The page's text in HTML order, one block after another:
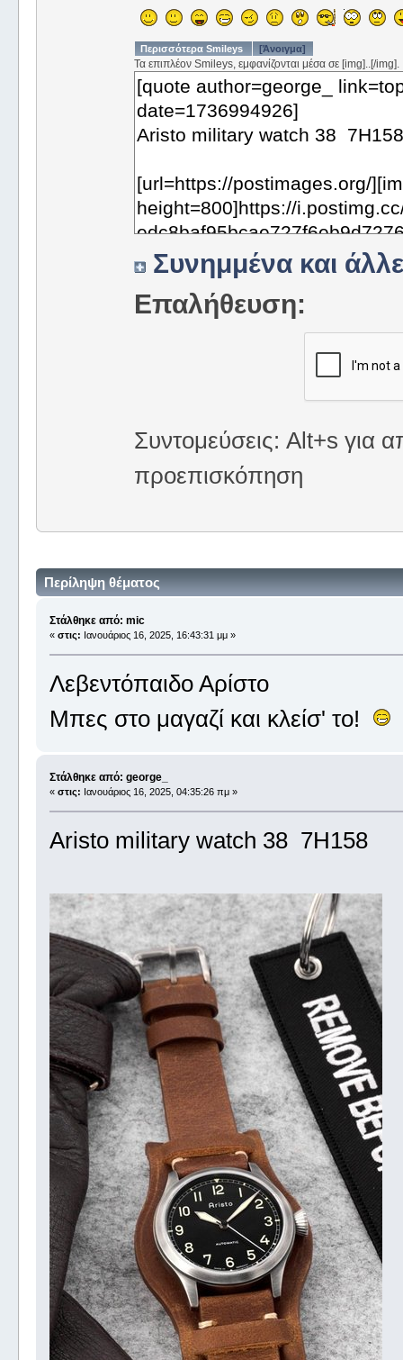
Περισσότερα Smileys [Άνοιγμα]
Τα επιπλέον Smileys, εμφανίζονται μέσα σε [img]..[/img].
Συνημμένα και
Επαλήθευση:
Συντομεύσεις: Alt+s για
προεπισκόπηση
Περίληψη θέματος
Στάλθηκε από: mic
« στις: Ιανουάριος 16, 2025, 16:43:31 μμ »
Λεβεντόπαιδο Αρίστο
Μπες στο μαγαζί και κλείσ' το!
Στάλθηκε από: george_
« στις: Ιανουάριος 16, 2025, 04:35:26 πμ »
Aristo military watch 38 7H158